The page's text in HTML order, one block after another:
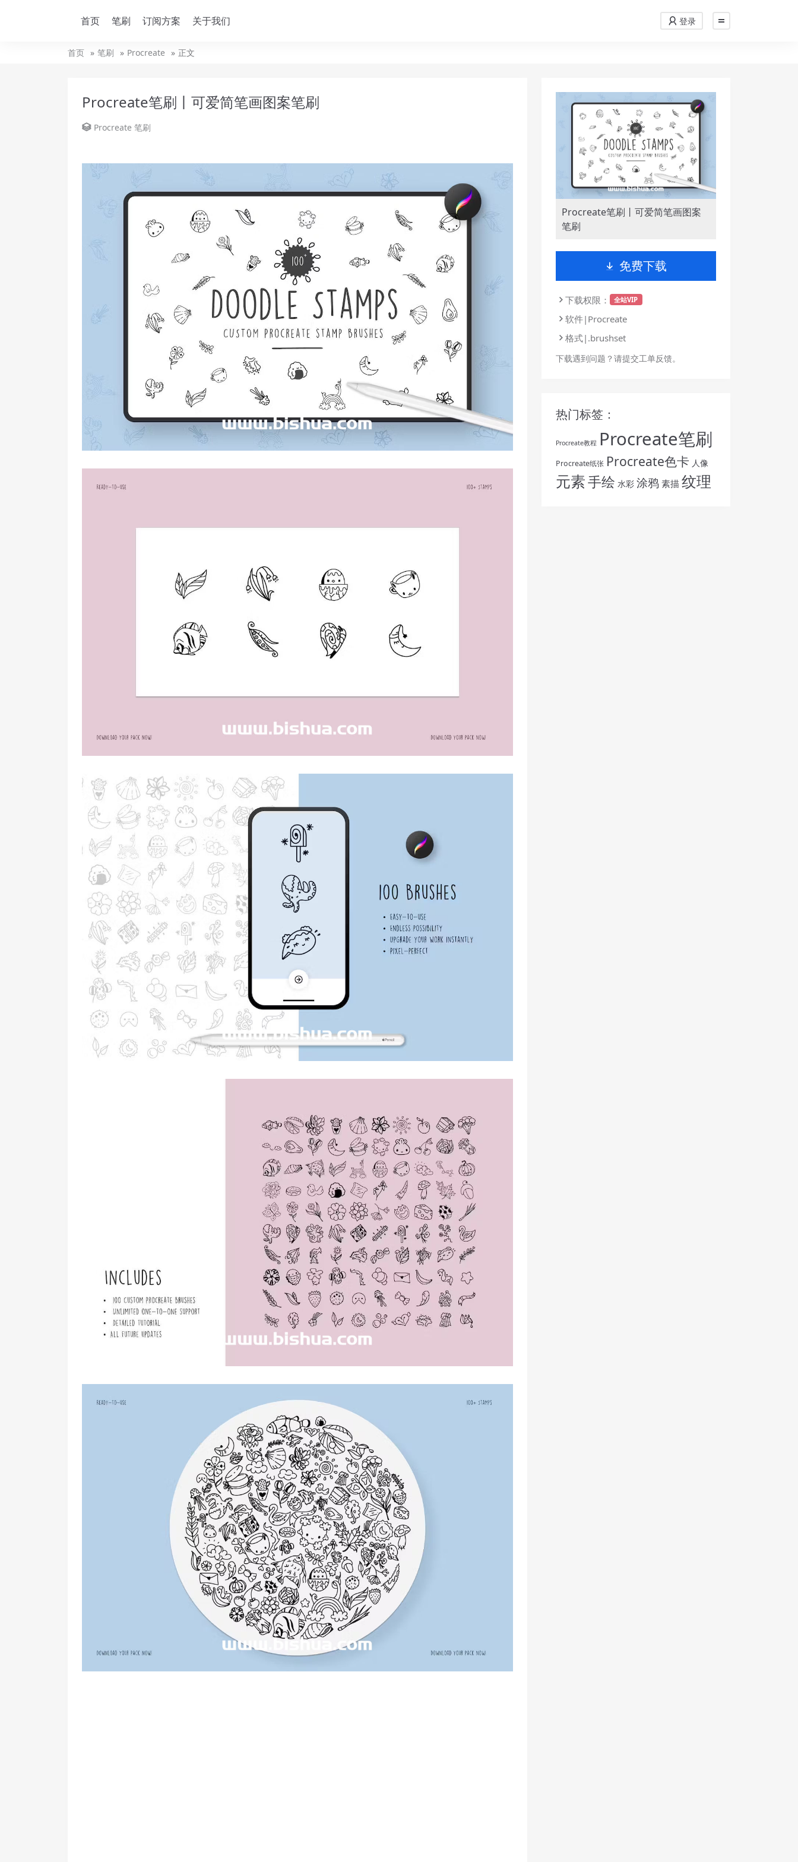
首页 笔刷 订阅方案 关于我们 登录
首页 笔刷 Procreate 正文
Procreate笔刷丨可爱简笔画图案笔刷
Procreate 笔刷
Procreate笔刷丨可爱简笔画图案
笔刷
免费下载
下载权限： 全站VIP
软件|Procreate
格式|.brushset
下载遇到问题？请提交工单反馈。
热门标签：
Procreate教程 Procreate笔刷
Procreate纸张 Procreate色卡 人像
元素手绘 水彩 涂鸦 素描 纹理